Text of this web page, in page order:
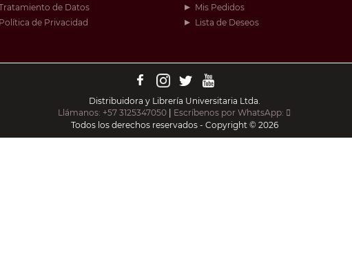
de Datos
Política de Privacidad
Mis Pedidos
Lista de Deseos
Distribuidora y Librería Universitaria Ltda.
Llámanos: +57 3125347050
Escríbenos por WhatsApp:
Todos los derechos reservados - Copyright © 2026